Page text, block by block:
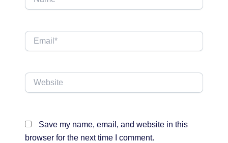
Email*
Website
Save my name, email, and website in this
browser for the next time I comment.